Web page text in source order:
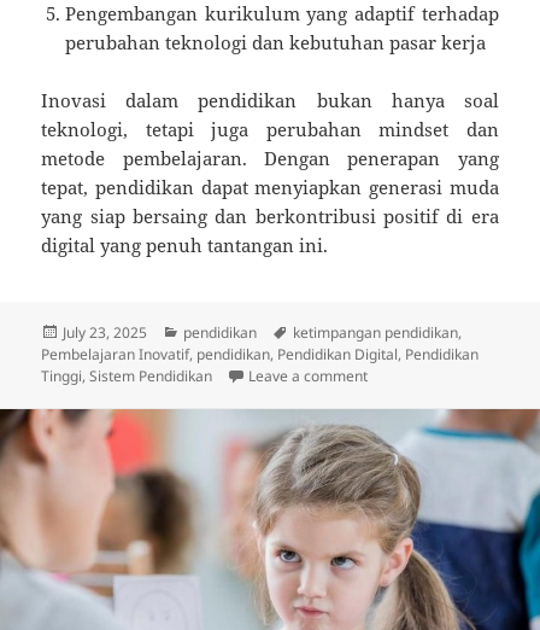
Pengembangan kurikulum yang adaptif terhadap
perubahan teknologi dan kebutuhan pasar kerja
Inovasi dalam pendidikan bukan hanya soal
teknologi, tetapi juga perubahan mindset dan
metode pembelajaran. Dengan penerapan yang
tepat, pendidikan dapat menyiapkan generasi muda
yang siap bersaing dan berkontribusi positif di era
digital yang penuh tantangan ini.
Posted
on
July 23, 2025 Categories
pendidikan Tags
ketimpangan pendidikan,
Pembelajaran Inovatif, pendidikan, Pendidikan Digital, Pendidikan
Tinggi,Sistem Pendidikan Leave a commenton Inovasi dalam